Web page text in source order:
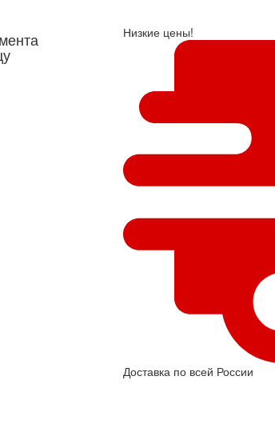
Низкие цены!
Доставка по всей России